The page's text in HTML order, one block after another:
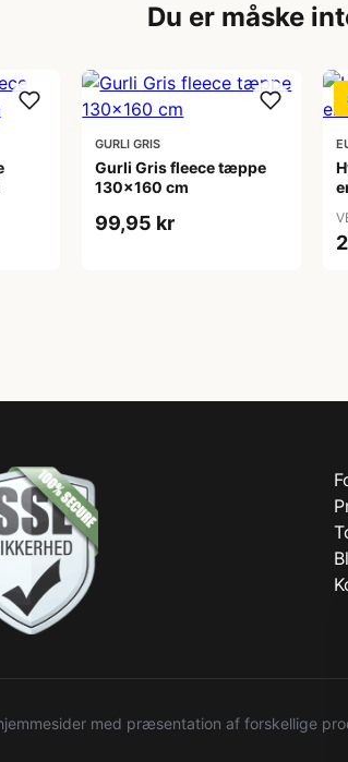
Du er måske
GURLI GRIS
Gurli Gris fleece tæppe
130x160 cm
99,95 kr
med præsentation af forskellige